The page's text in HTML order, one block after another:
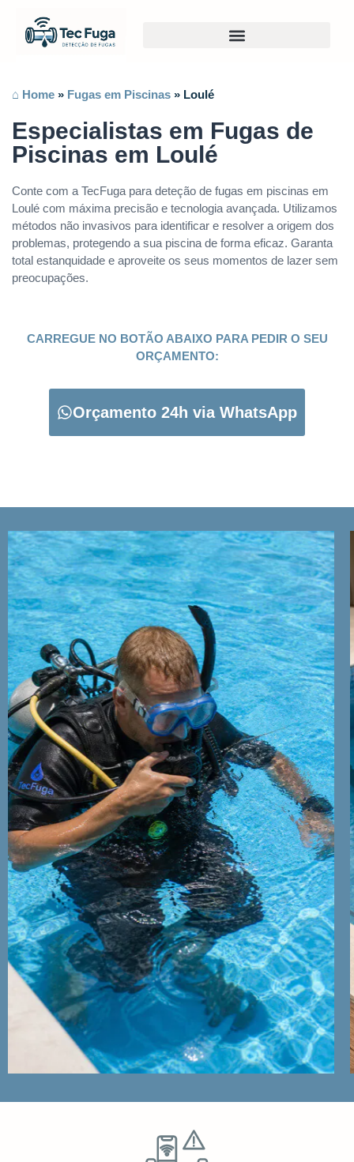
⌂ Home » Fugas em Piscinas » Loulé
Especialistas em Fugas de
Piscinas em Loulé
Conte com a TecFuga para deteção de fugas em piscinas em
Loulé com máxima precisão e tecnologia avançada. Utilizamos
métodos não invasivos para identificar e resolver a origem dos
problemas, protegendo a sua piscina de forma eficaz. Garanta
total estanquidade e aproveite os seus momentos de lazer sem
preocupações.
CARREGUE NO BOTÃO ABAIXO PARA PEDIR O SEU
ORÇAMENTO:
Orçamento 24h via WhatsApp